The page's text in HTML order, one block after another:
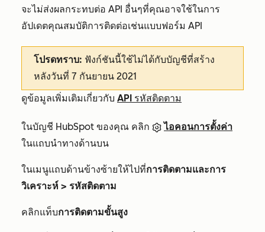
จะไม่ส่งผลกระทบต่อ API อื่นๆที่คุณอาจใช้ในการ
อัปเดตคุณสมบัติการติดต่อเช่นแบบฟอร์ม API
โปรดทราบ: ฟังก์ชันนี้ใช้ไม่ได้กับบัญชีที่สร้าง
หลังวันที่ 7 กันยายน 2021
ดูข้อมูลเพิ่มเติมเกี่ยวกับ API รหัสติดตาม
ในบัญชี HubSpot ของคุณ คลิก
ไอคอนการตั้งค่า
ในแถบนำทางด้านบน
ในเมนูแถบด้านข้างซ้ายให้ไปที่การติดตามและการ
วิเคราะห์ > รหัสติดตาม
คลิกแท็บการติดตามขั้นสูง